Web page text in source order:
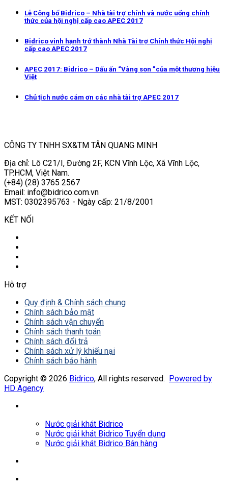
Lễ Công bố Bidrico – Nhà tài trợ chính và nước uống chính
thức của hội nghị cấp cao APEC 2017
Bidrico vinh hạnh trở thành Nhà Tài trợ Chính thức Hội nghị
cấp cao APEC 2017
APEC 2017: Bidrico – Dấu ấn “Vàng son ”của một thương hiệu
Việt
Chủ tịch nước cám ơn các nhà tài trợ APEC 2017
CÔNG TY TNHH SX&TM TÂN QUANG MINH
Địa chỉ: Lô C21/I, Đường 2F, KCN Vĩnh Lộc, Xã Vĩnh Lộc,
TP.HCM, Việt Nam.
(+84) (28) 3765 2567
Email: info@bidrico.com.vn
MST: 0302395763 - Ngày cấp: 21/8/2001
KẾT NỐI
Hỗ trợ
Quy định & Chính sách chung
Chính sách bảo mật
Chính sách vận chuyển
Chính sách thanh toán
Chính sách đổi trả
Chính sách xử lý khiếu nại
Chính sách bảo hành
Copyright © 2026 Bidrico, All rights reserved. Powered by
HD Agency
Nước giải khát Bidrico
Nước giải khát Bidrico Tuyển dụng
Nước giải khát Bidrico Bán hàng